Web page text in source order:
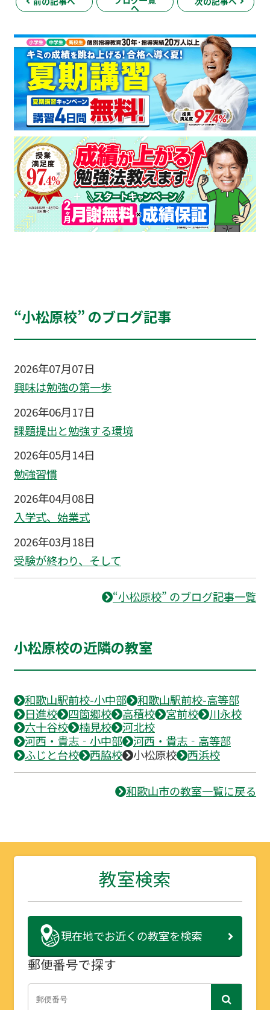
へ
“小松原校” のブログ記事
2026年07月07日
興味は勉強の第一歩
2026年06月17日
課題提出と勉強する環境
2026年05月14日
勉強習慣
2026年04月08日
入学式、始業式
2026年03月18日
受験が終わり、そして
“小松原校” のブログ記事一覧
小松原校の近隣の教室
和歌山駅前校-小中部
和歌山駅前校-高等部
日進校
四箇郷校 高積校 宮前校
川永校
六十谷校
楠見校
河北校
河西・貴志‐小中部
河西・貴志‐高等部
ふじと台校
西脇校 小松原校 西浜校
和歌山市の教室一覧に戻る
教室検索
現在地でお近くの教室を検索
郵便番号で探す